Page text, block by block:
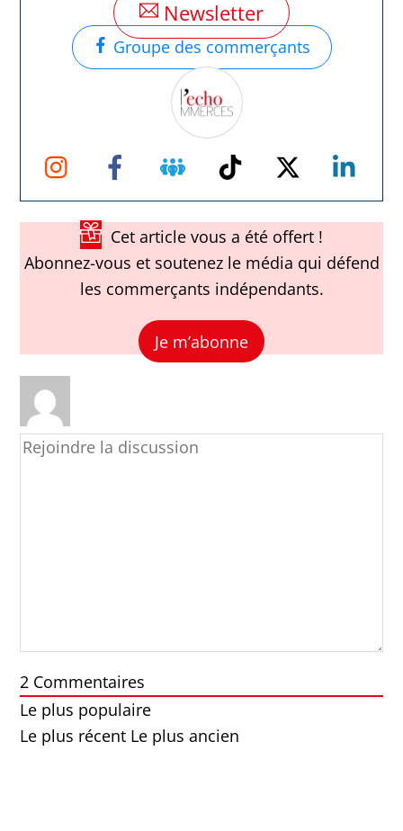
Newsletter
Groupe des commerçants
Instagram Facebook Groupe
Facebook
TikTok Twitter
Cet article vous a été offert !
Abonnez-vous et soutenez le média qui défend
les commerçants indépendants.
Je m’abonne
2 Commentaires
Le plus populaire
Le plus récent Le plus ancien